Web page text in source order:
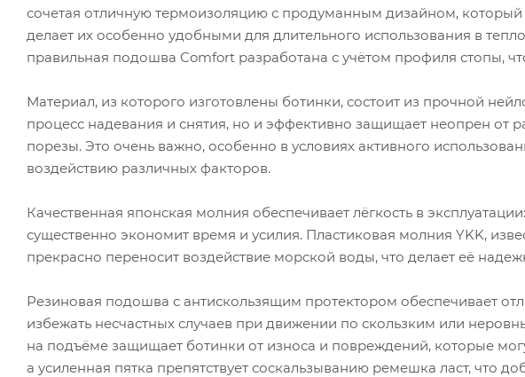
сочетая отличную термоизоляцию с продуманным дизайном, который
делает их особенно удобными для длительного использования в
правильная подошва Comfort разработана с учётом профиля стопы,
Материал, из которого изготовлены ботинки, состоит из прочной
процесс надевания и снятия, но и эффективно защищает неопрен от
порезы. Это очень важно, особенно в условиях активного
воздействию различных факторов.
Качественная японская молния обеспечивает лёгкость в
существенно экономит время и усилия. Пластиковая молния YKK,
прекрасно переносит воздействие морской воды, что делает её
Резиновая подошва с антискользящим протектором обеспечивает
избежать несчастных случаев при движении по скользким или
на подъёме защищает ботинки от износа и повреждений, которые
а усиленная пятка препятствует соскальзыванию ремешка ласт, что